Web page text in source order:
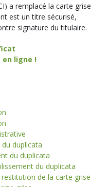
a remplacé la carte grise
est un titre sécurisé,
signature du titulaire.
ligne !
duplicata
du duplicata
du duplicata
de la carte grise